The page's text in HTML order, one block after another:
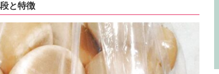
と特徴